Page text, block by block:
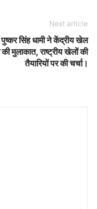
Next article
सिंह धामी ने केंद्रीय खेल
मुलाकात, राष्ट्रीय खेलों की
तैयारियों पर की चर्चा।